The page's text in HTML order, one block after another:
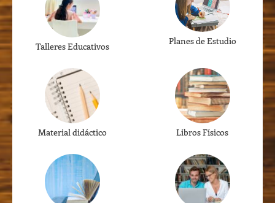
Talleres Educativos Planes de Estudio
Material didáctico Libros Físicos